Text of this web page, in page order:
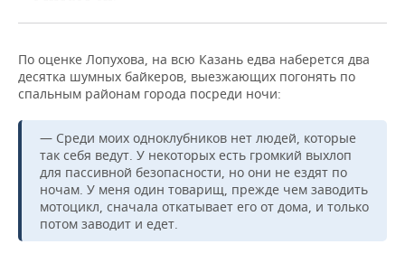
По оценке Лопухова, на всю Казань едва наберется два
десятка шумных байкеров, выезжающих погонять по
спальным районам города посреди ночи:
— Среди моих одноклубников нет людей, которые
так себя ведут. У некоторых есть громкий выхлоп
для пассивной безопасности, но они не ездят по
ночам. У меня один товарищ, прежде чем заводить
мотоцикл, сначала откатывает его от дома, и только
потом заводит и едет.